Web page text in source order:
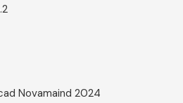
Novamaind 2024